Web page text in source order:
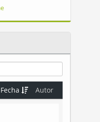
Autor
Fecha